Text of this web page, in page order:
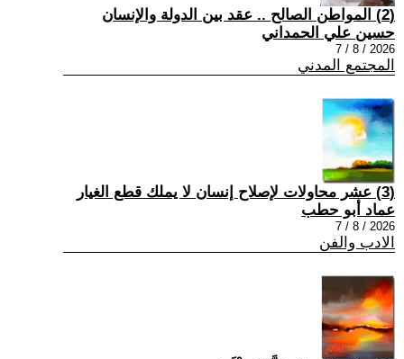
(2) المواطن الصالح .. عقد بين الدولة والإنسان
حسين علي الحمداني
2026 / 8 / 7
المجتمع المدني
(3) عشر محاولات لإصلاح إنسان لا يملك قطع الغيار
عماد أبو حطب
2026 / 8 / 7
الادب والفن